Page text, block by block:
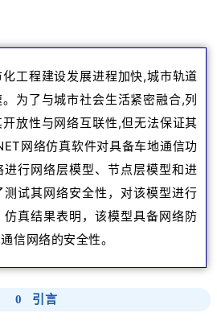
工程建设发展进程加快,城市轨道
为了与城市社会生活紧密融合,列
放性与网络互联性,但无法保证其
网络仿真软件对具备车地通信功
行网络层模型、节点层模型和进
试其网络安全性，对该模型进行
仿真结果表明，该模型具备网络防
信网络的安全性。
0 引言